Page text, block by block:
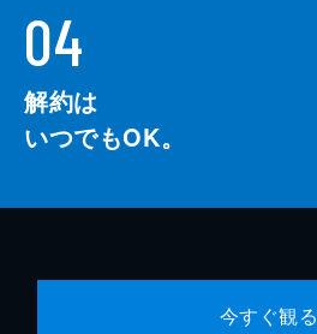
04
解約は
いつでもOK。
今すぐ観る